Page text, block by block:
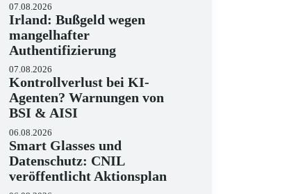
07.08.2026
Irland: Bußgeld wegen
mangelhafter
Authentifizierung
07.08.2026
Kontrollverlust bei KI-
Agenten? Warnungen von
BSI & AISI
06.08.2026
Smart Glasses und
Datenschutz: CNIL
veröffentlicht Aktionsplan